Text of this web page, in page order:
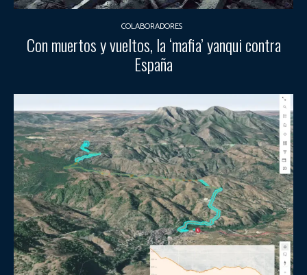
COLABORADORES
Con muertos y vueltos, la ‘mafia’ yanqui contra
España